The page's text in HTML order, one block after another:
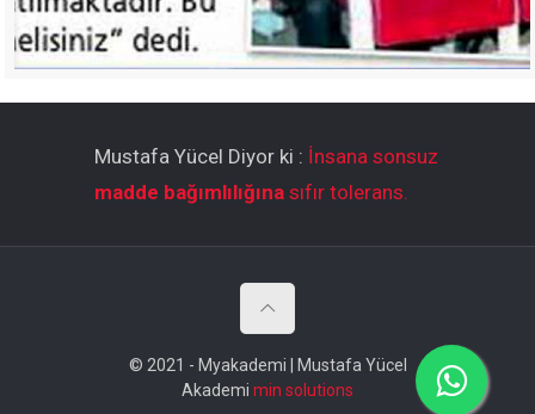
Mustafa Yücel Diyor ki : İnsana sonsuz
madde bağımlılığına sıfır tolerans.
© 2021 - Myakademi | Mustafa Yücel
Akademi min solutions